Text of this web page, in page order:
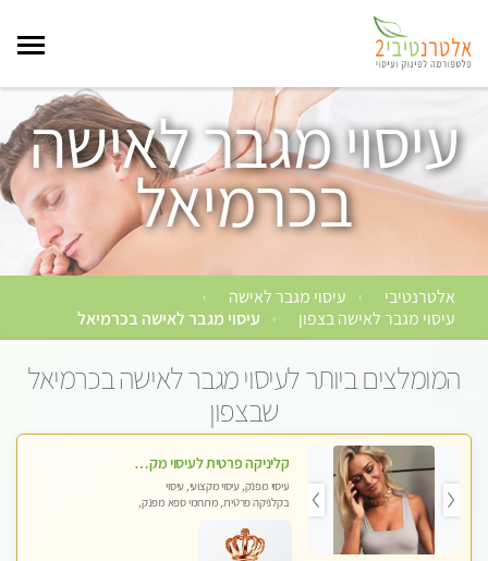
עיסוי מגבר לאישה
בכרמיאל
אלטרנטיבי › עיסוי מגבר לאישה ›
עיסוי מגבר לאישה בצפון › עיסוי מגבר לאישה בכרמיאל
המומלצים ביותר לעיסוי מגבר לאישה בכרמיאל
שבצפון
קליניקה פרטית לעיסוי מקצועי ואלטרנטיבי ברמה גבוהה VIP תתקשר ..... highly recommended..new in the city
עיסוי מפנק, עיסוי מקצועי, עיסוי
בקלניקה פרטית, מתחמי ספא מפנק,
טנטרה, עיסוי מגבר לגבר, עיסוי מגבר
לאישה